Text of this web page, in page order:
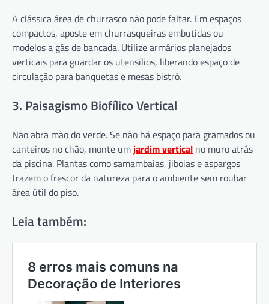
A clássica área de churrasco não pode faltar. Em espaços
compactos, aposte em churrasqueiras embutidas ou
modelos a gás de bancada. Utilize armários planejados
verticais para guardar os utensílios, liberando espaço de
circulação para banquetas e mesas bistrô.
3. Paisagismo Biofílico Vertical
Não abra mão do verde. Se não há espaço para gramados ou
canteiros no chão, monte um jardim vertical no muro atrás
da piscina. Plantas como samambaias, jiboias e aspargos
trazem o frescor da natureza para o ambiente sem roubar
área útil do piso.
Leia também: